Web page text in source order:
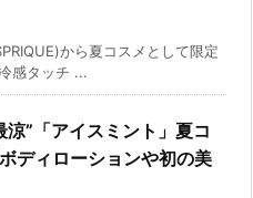
から夏コスメとして限定
感タッチ ...
涼”「アイスミント」夏コ
ディローションや初の美